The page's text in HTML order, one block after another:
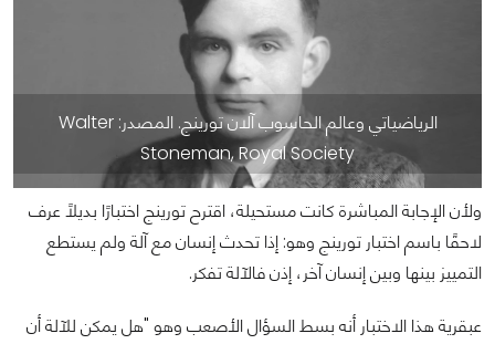
الرياضياتي وعالم الحاسوب آلان تورينج. المصدر: Walter
Stoneman, Royal Society
ولأن الإجابة المباشرة كانت مستحيلة، اقترح تورينج اختبارًا بديلًا عرف
لاحقًا باسم اختبار تورينج وهو: إذا تحدث إنسان مع آلة ولم يستطع
التمييز بينها وبين إنسان آخر، إذن فالآلة تفكر.
عبقرية هذا الاختبار أنه بسط السؤال الأصعب وهو "هل يمكن للآلة أن